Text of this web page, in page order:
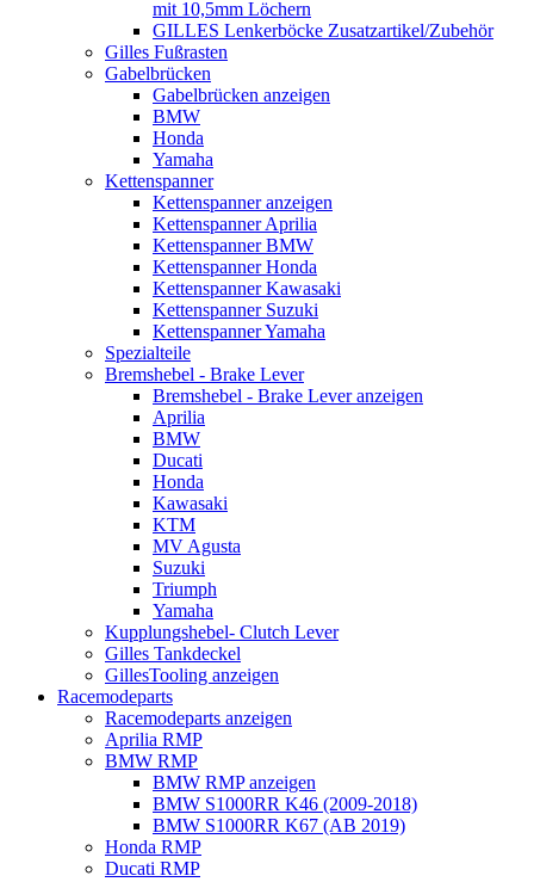
mit 10,5mm Löchern
GILLES Lenkerböcke Zusatzartikel/Zubehör
Gilles Fußrasten
Gabelbrücken
Gabelbrücken anzeigen
BMW
Honda
Yamaha
Kettenspanner
Kettenspanner anzeigen
Kettenspanner Aprilia
Kettenspanner BMW
Kettenspanner Honda
Kettenspanner Kawasaki
Kettenspanner Suzuki
Kettenspanner Yamaha
Spezialteile
Bremshebel - Brake Lever
Bremshebel - Brake Lever anzeigen
Aprilia
BMW
Ducati
Honda
Kawasaki
KTM
MV Agusta
Suzuki
Triumph
Yamaha
Kupplungshebel- Clutch Lever
Gilles Tankdeckel
GillesTooling anzeigen
Racemodeparts
Racemodeparts anzeigen
Aprilia RMP
BMW RMP
BMW RMP anzeigen
BMW S1000RR K46 (2009-2018)
BMW S1000RR K67 (AB 2019)
Honda RMP
Ducati RMP